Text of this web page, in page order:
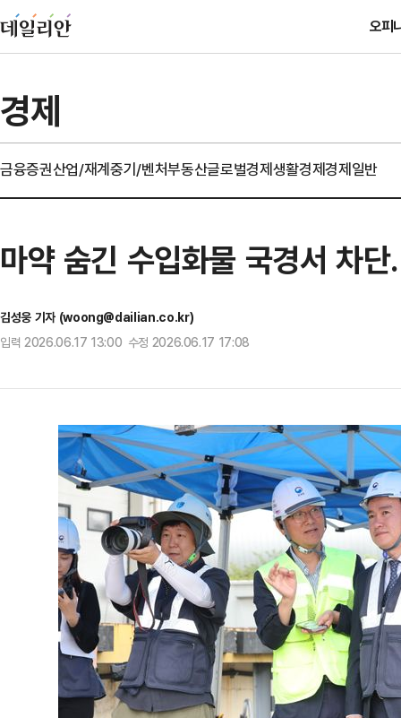
오피
경제
금융증권산업/재계중기/벤처부동산글로벌경제생활경제경제일반
마약 숨긴 수입화물 국경서 차
김성웅 기자 (woong@dailian.co.kr)
입력 2026.06.17 13:00 수정 2026.06.17 17:08